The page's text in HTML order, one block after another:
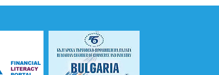
ПРАВА и ЗАДЪЛЖЕНИЯ на ПРЕКИТЕ ЧЛЕНОВЕ / RIGHTS and OBLIGATIONS of DIRECT MEMBERS